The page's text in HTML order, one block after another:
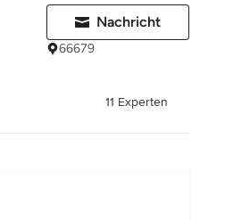
Nachricht
66679
11 Experten